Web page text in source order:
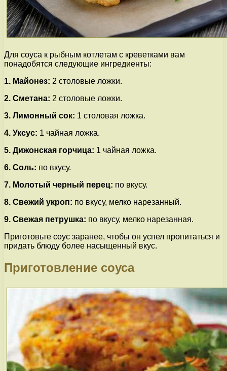
Для соуса к рыбным котлетам с креветками вам
понадобятся следующие ингредиенты:
1. Майонез: 2 столовые ложки.
2. Сметана: 2 столовые ложки.
3. Лимонный сок: 1 столовая ложка.
4. Уксус: 1 чайная ложка.
5. Дижонская горчица: 1 чайная ложка.
6. Соль: по вкусу.
7. Молотый черный перец: по вкусу.
8. Свежий укроп: по вкусу, мелко нарезанный.
9. Свежая петрушка: по вкусу, мелко нарезанная.
Приготовьте соус заранее, чтобы он успел пропитаться и
придать блюду более насыщенный вкус.
Приготовление соуса